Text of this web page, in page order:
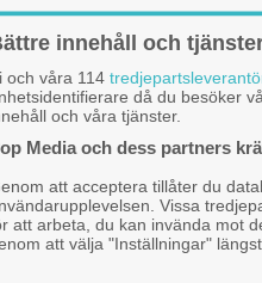
innehåll och
och våra 114
då du besöker
och våra tjänster.
Media och dess partners
att acceptera tillåter du
Vissa
att arbeta, du kan invända mot
att välja "Inställningar"